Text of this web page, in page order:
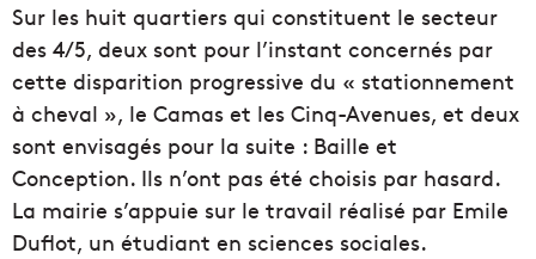
Sur les huit quartiers qui constituent le secteur
des 4/5, deux sont pour l’instant concernés par
cette disparition progressive du « stationnement
à cheval », le Camas et les Cinq-Avenues, et deux
sont envisagés pour la suite : Baille et
Conception. Ils n’ont pas été choisis par hasard.
La mairie s’appuie sur le travail réalisé par Emile
Duflot, un étudiant en sciences sociales.